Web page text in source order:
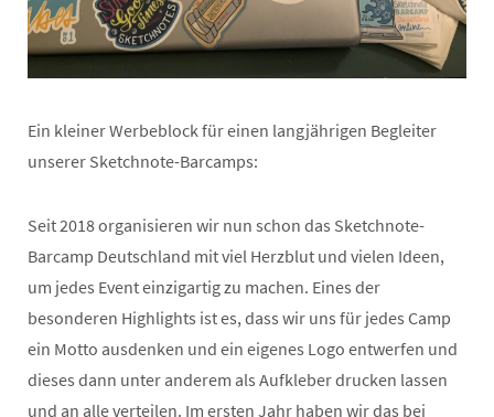
Ein kleiner Werbeblock für einen langjährigen Begleiter
unserer Sketchnote-Barcamps:
Seit 2018 organisieren wir nun schon das Sketchnote-
Barcamp Deutschland mit viel Herzblut und vielen Ideen,
um jedes Event einzigartig zu machen. Eines der
besonderen Highlights ist es, dass wir uns für jedes Camp
ein Motto ausdenken und ein eigenes Logo entwerfen und
dieses dann unter anderem als Aufkleber drucken lassen
und an alle verteilen. Im ersten Jahr haben wir das bei